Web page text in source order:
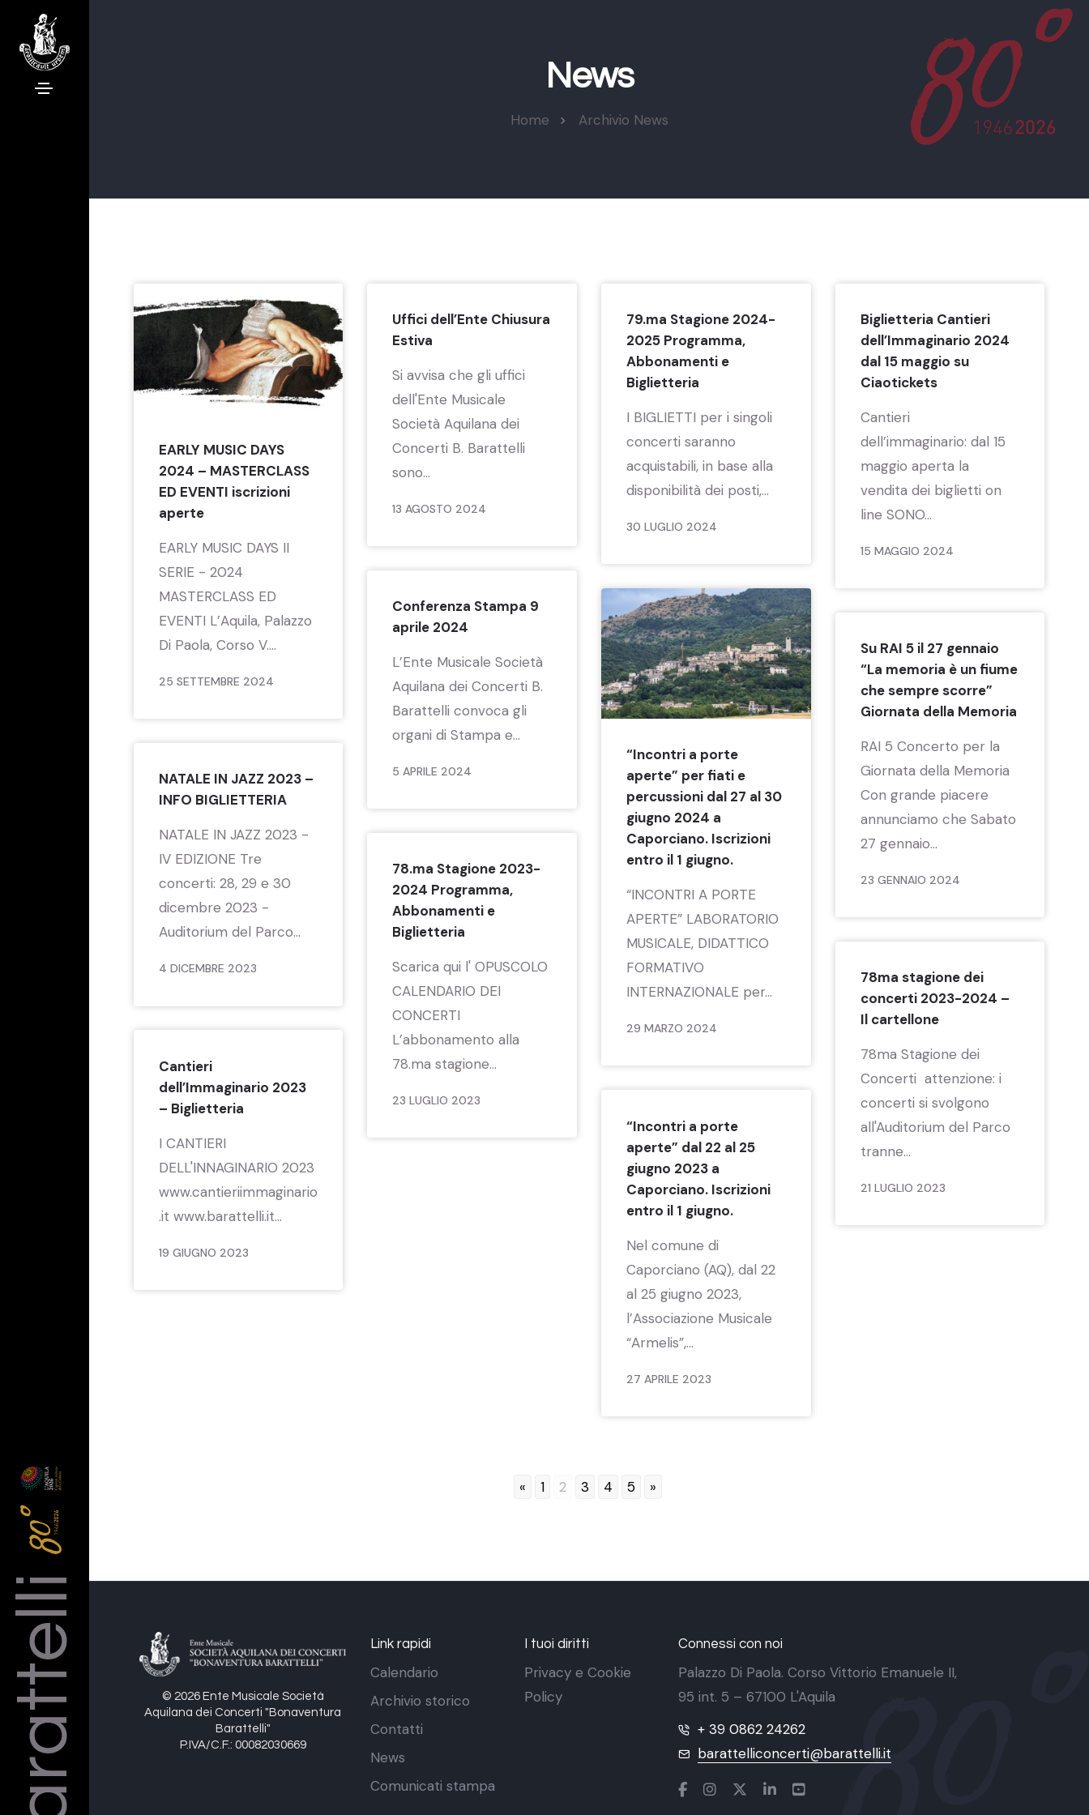
Barattelli
News
Home Archivio News
EARLY MUSIC DAYS
2024 – MASTERCLASS
ED EVENTI iscrizioni
aperte
EARLY MUSIC DAYS II
SERIE - 2024
MASTERCLASS ED
EVENTI L’Aquila, Palazzo
Di Paola, Corso V....
25 SETTEMBRE 2024
Uffici dell’Ente Chiusura
Estiva
Si avvisa che gli uffici
dell'Ente Musicale
Società Aquilana dei
Concerti B. Barattelli
sono...
13 AGOSTO 2024
79.ma Stagione 2024-
2025 Programma,
Abbonamenti e
Biglietteria
I BIGLIETTI per i singoli
concerti saranno
acquistabili, in base alla
disponibilità dei posti,...
30 LUGLIO 2024
Biglietteria Cantieri
dell’Immaginario 2024
dal 15 maggio su
Ciaotickets
Cantieri
dell’immaginario: dal 15
maggio aperta la
vendita dei biglietti on
line SONO...
15 MAGGIO 2024
Conferenza Stampa 9
aprile 2024
L’Ente Musicale Società
Aquilana dei Concerti B.
Barattelli convoca gli
organi di Stampa e...
5 APRILE 2024
“Incontri a porte
aperte” per fiati e
percussioni dal 27 al 30
giugno 2024 a
Caporciano. Iscrizioni
entro il 1 giugno.
“INCONTRI A PORTE
APERTE” LABORATORIO
MUSICALE, DIDATTICO
FORMATIVO
INTERNAZIONALE per...
29 MARZO 2024
Su RAI 5 il 27 gennaio
“La memoria è un fiume
che sempre scorre”
Giornata della Memoria
RAI 5 Concerto per la
Giornata della Memoria
Con grande piacere
annunciamo che Sabato
27 gennaio...
23 GENNAIO 2024
NATALE IN JAZZ 2023 –
INFO BIGLIETTERIA
NATALE IN JAZZ 2023 -
IV EDIZIONE Tre
concerti: 28, 29 e 30
dicembre 2023 -
Auditorium del Parco...
4 DICEMBRE 2023
78.ma Stagione 2023-
2024 Programma,
Abbonamenti e
Biglietteria
Scarica qui l' OPUSCOLO
CALENDARIO DEI
CONCERTI
L’abbonamento alla
78.ma stagione...
23 LUGLIO 2023
78ma stagione dei
concerti 2023-2024 –
Il cartellone
78ma Stagione dei
Concerti attenzione: i
concerti si svolgono
all'Auditorium del Parco
tranne...
21 LUGLIO 2023
Cantieri
dell’Immaginario 2023
– Biglietteria
I CANTIERI
DELL'INNAGINARIO 2023
www.cantieriimmaginario
.it www.barattelli.it...
19 GIUGNO 2023
“Incontri a porte
aperte” dal 22 al 25
giugno 2023 a
Caporciano. Iscrizioni
entro il 1 giugno.
Nel comune di
Caporciano (AQ), dal 22
al 25 giugno 2023,
l’Associazione Musicale
“Armelis”,...
27 APRILE 2023
« 1 2 3 4 5 »
© 2026 Ente Musicale Società
Aquilana dei Concerti "Bonaventura
Barattelli"
P.IVA/C.F.: 00082030669
Link rapidi
Calendario
Archivio storico
Contatti
News
Comunicati stampa
I tuoi diritti
Privacy e Cookie
Policy
Connessi con noi
Palazzo Di Paola. Corso Vittorio Emanuele II,
95 int. 5 – 67100 L'Aquila
+ 39 0862 24262
barattelliconcerti@barattelli.it